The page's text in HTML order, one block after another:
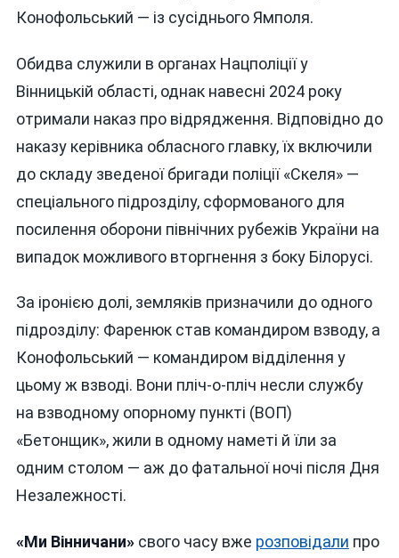
Конофольський — із сусіднього Ямполя.
Обидва служили в органах Нацполіції у
Вінницькій області, однак навесні 2024 року
отримали наказ про відрядження. Відповідно до
наказу керівника обласного главку, їх включили
до складу зведеної бригади поліції «Скеля» —
спеціального підрозділу, сформованого для
посилення оборони північних рубежів України на
випадок можливого вторгнення з боку Білорусі.
За іронією долі, земляків призначили до одного
підрозділу: Фаренюк став командиром взводу, а
Конофольський — командиром відділення у
цьому ж взводі. Вони пліч-о-пліч несли службу
на взводному опорному пункті (ВОП)
«Бетонщик», жили в одному наметі й їли за
одним столом — аж до фатальної ночі після Дня
Незалежності.
«Ми Вінничани»свого часу вже розповідали про